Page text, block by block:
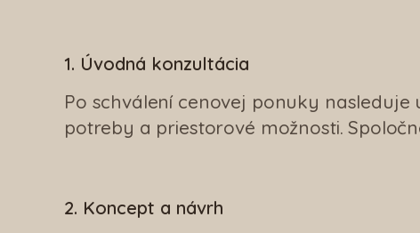
1. Úvodná konzultácia
Po schválení cenovej ponuky
potreby a priestorové možnosti.
2. Koncept a návrh